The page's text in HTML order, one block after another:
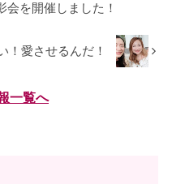
会を開催しました！
！愛させるんだ！
一覧へ